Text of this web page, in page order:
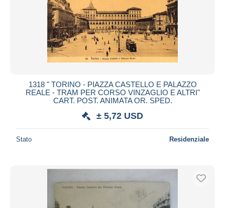
1318 " TORINO - PIAZZA CASTELLO E PALAZZO
REALE - TRAM PER CORSO VINZAGLIO E ALTRI"
CART. POST. ANIMATA OR. SPED.
± 5,72 USD
Stato Residenziale